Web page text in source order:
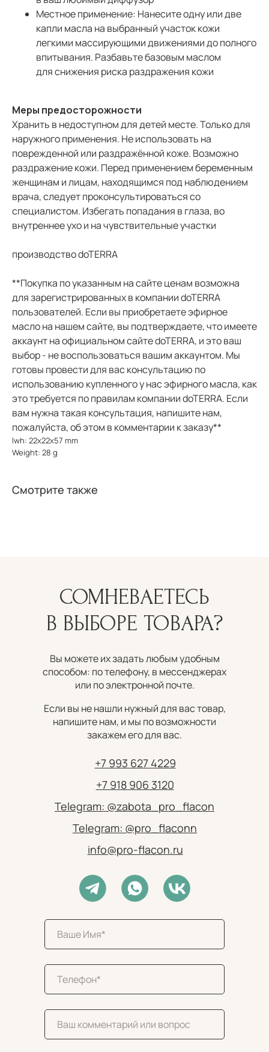
Местное применение: Нанесите одну или две
капли масла на выбранный участок кожи
легкими массирующими движениями до полного
впитывания. Разбавьте базовым маслом
для снижения риска раздражения кожи
Меры предосторожности
Хранить в недоступном для детей месте. Только для
наружного применения. Не использовать на
поврежденной или раздражённой коже. Возможно
раздражение кожи. Перед применением беременным
женщинам и лицам, находящимся под наблюдением
врача, следует проконсультироваться со
специалистом. Избегать попадания в глаза, во
внутреннее ухо и на чувствительные участки
производство doTERRA
**Покупка по указанным на сайте ценам возможна
для зарегистрированных в компании doTERRA
пользователей. Если вы приобретаете эфирное
масло на нашем сайте, вы подтверждаете, что имеете
аккаунт на официальном сайте doTERRA, и это ваш
выбор - не воспользоваться вашим аккаунтом. Мы
готовы провести для вас консультацию по
использованию купленного у нас эфирного масла, как
это требуется по правилам компании doTERRA. Если
вам нужна такая консультация, напишите нам,
пожалуйста, об этом в комментарии к заказу**
lwh: 22x22x57 mm
Weight: 28 g
Смотрите также
СОМНЕВАЕТЕСЬ
В ВЫБОРЕ ТОВАРА?
+7 993 627 4229
+7 918 906 3120
Telegram: @zabota_pro_flacon
Telegram: @pro_flaconn
info@pro-flacon.ru
Вы можете их задать любым удобным
способом: по телефону, в мессенджерах
или по электронной почте.
Если вы не нашли нужный для вас товар,
напишите нам, и мы по возможности
закажем его для вас.